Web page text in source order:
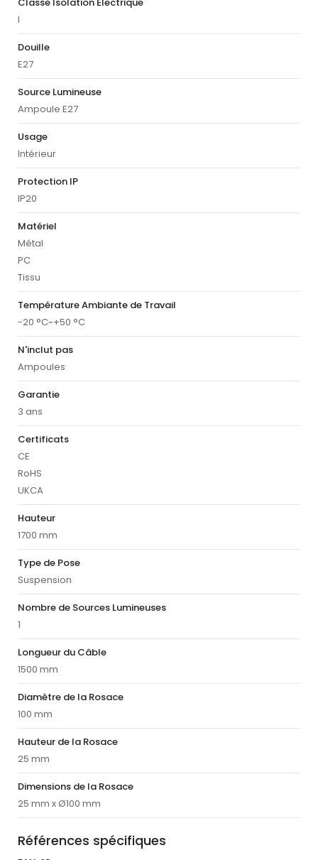
I
Douille
E27
Source Lumineuse
Ampoule E27
Usage
Intérieur
Protection IP
IP20
Matériel
Métal
PC
Tissu
Température Ambiante de Travail
-20 °C~+50 °C
N'inclut pas
Ampoules
Garantie
3 ans
Certificats
CE
RoHS
UKCA
Hauteur
1700 mm
Type de Pose
Suspension
Nombre de Sources Lumineuses
1
Longueur du Câble
1500 mm
Diamètre de la Rosace
100 mm
Hauteur de la Rosace
25 mm
Dimensions de la Rosace
25 mm x Ø100 mm
Références spécifiques